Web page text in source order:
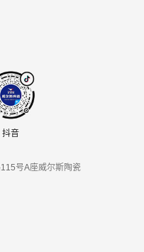
抖音
号A座威尔斯陶瓷